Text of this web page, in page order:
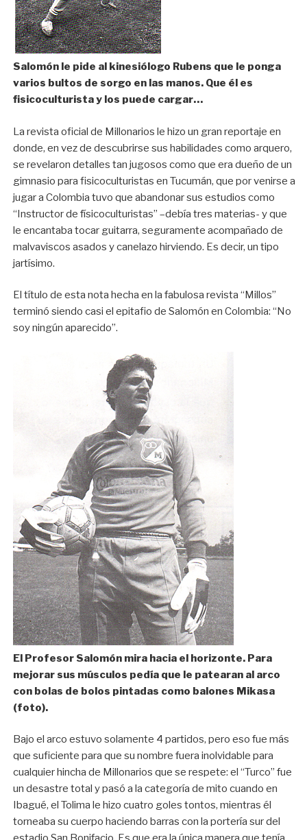
Salomón le pide al kinesiólogo Rubens que le ponga
varios bultos de sorgo en las manos. Que él es
fisicoculturista y los puede cargar…
La revista oficial de Millonarios le hizo un gran reportaje en
donde, en vez de descubrirse sus habilidades como arquero,
se revelaron detalles tan jugosos como que era dueño de un
gimnasio para fisicoculturistas en Tucumán, que por venirse a
jugar a Colombia tuvo que abandonar sus estudios como
“Instructor de físicoculturistas” –debía tres materias- y que
le encantaba tocar guitarra, seguramente acompañado de
malvaviscos asados y canelazo hirviendo. Es decir, un tipo
jartísimo.
El título de esta nota hecha en la fabulosa revista “Millos”
terminó siendo casi el epitafio de Salomón en Colombia: “No
soy ningún aparecido”.
El Profesor Salomón mira hacia el horizonte. Para
mejorar sus músculos pedía que le patearan al arco
con bolas de bolos pintadas como balones Mikasa
(foto).
Bajo el arco estuvo solamente 4 partidos, pero eso fue más
que suficiente para que su nombre fuera inolvidable para
cualquier hincha de Millonarios que se respete: el “Turco” fue
un desastre total y pasó a la categoría de mito cuando en
Ibagué, el Tolima le hizo cuatro goles tontos, mientras él
torneaba su cuerpo haciendo barras con la portería sur del